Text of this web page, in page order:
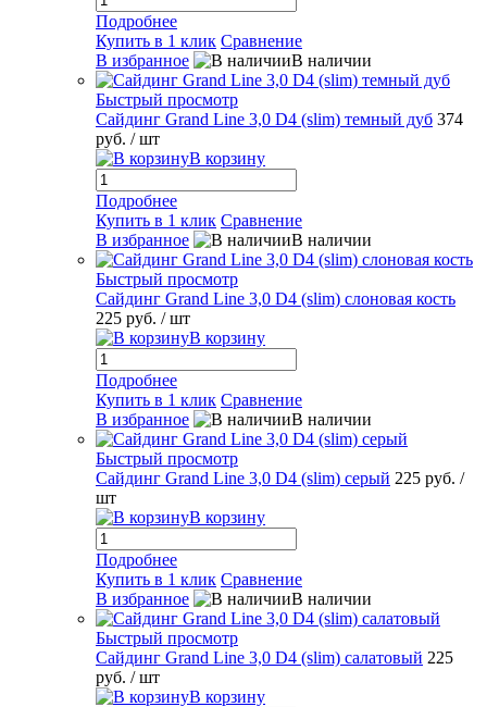
Подробнее
Купить в 1 клик Сравнение
В избранное
В наличии
Быстрый просмотр
Сайдинг Grand Line 3,0 D4 (slim) темный дуб 374
руб. / шт
В корзину
Подробнее
Купить в 1 клик Сравнение
В избранное
В наличии
Быстрый просмотр
Сайдинг Grand Line 3,0 D4 (slim) слоновая кость
225 руб. / шт
В корзину
Подробнее
Купить в 1 клик Сравнение
В избранное
В наличии
Быстрый просмотр
Сайдинг Grand Line 3,0 D4 (slim) серый 225 руб. /
шт
В корзину
Подробнее
Купить в 1 клик Сравнение
В избранное
В наличии
Быстрый просмотр
Сайдинг Grand Line 3,0 D4 (slim) салатовый 225
руб. / шт
В корзину